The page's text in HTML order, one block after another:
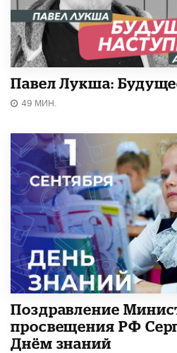
Павел Лукша:
49 МИН.
Поздравление
просвещения РФ
Днём знаний